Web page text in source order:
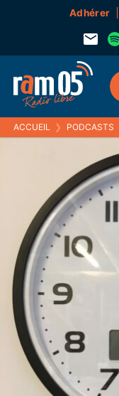
Adhérer
ACCUEIL ❯ PODCASTS